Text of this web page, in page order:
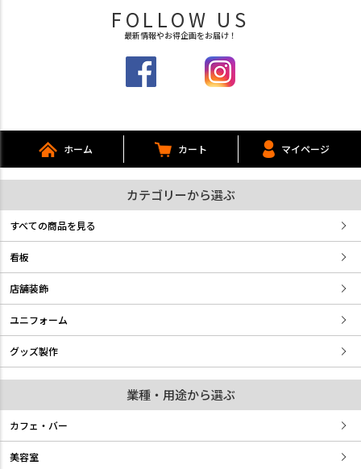
FOLLOW US
最新情報やお得企画をお届け！
ホーム カート マイページ
カテゴリーから選ぶ
すべての商品を見る
看板
店舗装飾
ユニフォーム
グッズ製作
業種・用途から選ぶ
カフェ・バー
美容室